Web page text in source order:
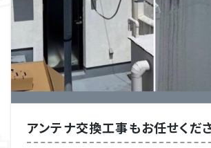
アンテナ交換工事もお任せくだ